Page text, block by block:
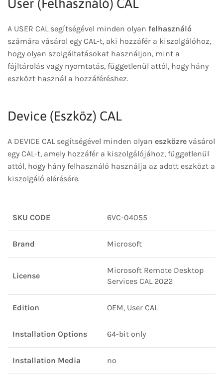
User (Felhasználó) CAL
A USER CAL segítségével minden olyan felhasználó
számára vásárol egy CAL-t, aki hozzáfér a kiszolgálóhoz,
hogy olyan szolgáltatásokat használjon, mint a
fájltárolás vagy nyomtatás, függetlenül attól, hogy hány
eszközt használ a hozzáféréshez.
Device (Eszköz) CAL
A DEVICE CAL segítségével minden olyan eszközre vásárol
egy CAL-t, amely hozzáfér a kiszolgálójához, függetlenül
attól, hogy hány felhasználó használja az adott eszközt a
kiszolgáló elérésére.
SKU CODE 6VC-04055
Brand Microsoft
License
Microsoft Remote Desktop
Services CAL 2022
Edition OEM, User CAL
Installation Options 64-bit only
Installation Media no